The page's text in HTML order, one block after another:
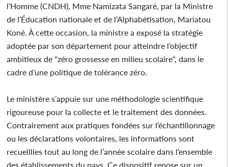
l’Homme (CNDH), Mme Namizata Sangaré, par la Ministre
de l’Éducation nationale et de l’Alphabétisation, Mariatou
Koné. À cette occasion, la ministre a exposé la stratégie
adoptée par son département pour atteindre l’objectif
ambitieux de "zéro grossesse en milieu scolaire", dans le
cadre d’une politique de tolérance zéro.
Le ministère s’appuie sur une méthodologie scientifique
rigoureuse pour la collecte et le traitement des données.
Contrairement aux pratiques fondées sur l’échantillonnage
ou les déclarations volontaires, les informations sont
recueillies tout au long de l’année scolaire dans l’ensemble
des établissements du pays. Ce dispositif repose sur un